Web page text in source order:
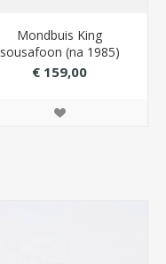
Mondbuis King
sousafoon (na 1985)
€ 159,00